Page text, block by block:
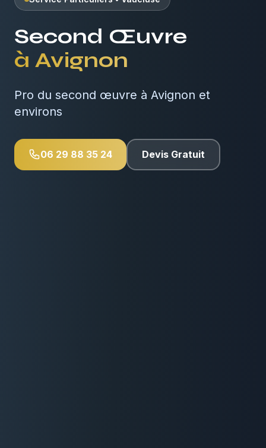
Second Œuvre
à Avignon
Pro du second œuvre à Avignon et
environs
06 29 88 35 24 Devis Gratuit